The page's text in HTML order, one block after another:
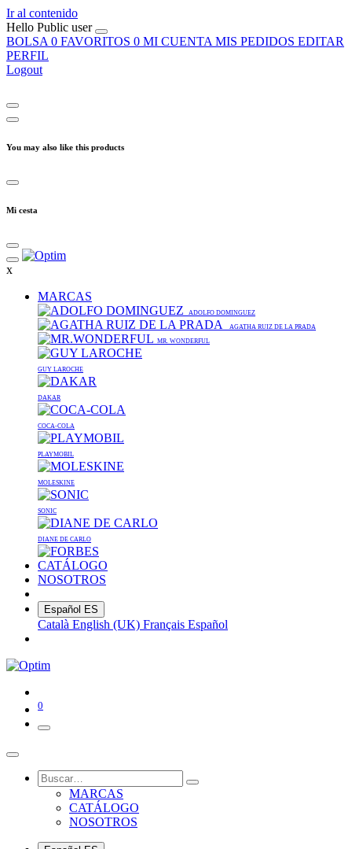
Ir al contenido
Hello Public user
BOLSA 0 FAVORITOS 0 MI CUENTA MIS PEDIDOS EDITAR
PERFIL
Logout
You may also like this products
Mi cesta
x
MARCAS
ADOLFO DOMINGUEZ
AGATHA RUIZ DE LA PRADA
MR. WONDERFUL
GUY LAROCHE
DAKAR
COCA-COLA
PLAYMOBIL
MOLESKINE
SONIC
DIANE DE CARLO
CATÁLOGO
NOSOTROS
Español ES
Català English (UK) Français Español
0
MARCAS
CATÁLOGO
NOSOTROS